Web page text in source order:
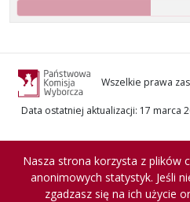
Wszelkie prawa
Data ostatniej aktualizacji: 17 marca
Nasza strona korzysta z plików
anonimowych statystyk. Jeśli
zgadzasz się na ich użycie